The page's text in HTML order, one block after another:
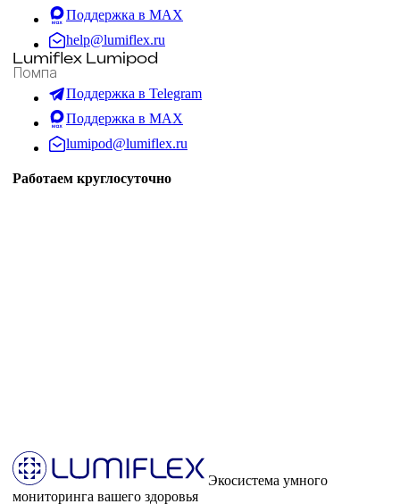
Поддержка в MAX
help@lumiflex.ru
Lumiflex Lumipod
Помпа
Поддержка в Telegram
Поддержка в MAX
lumipod@lumiflex.ru
Работаем круглосуточно
Экосистема умного
мониторинга вашего здоровья